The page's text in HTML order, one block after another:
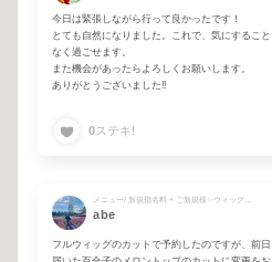
今日は緊張しながら行って良かったです！
とても自然になりました。これで、気にすること
なく過ごせます。
また機会があったらよろしくお願いします。
ありがとうございました‼︎
0ステキ!
abe
フルウィッグのカットで予約したのですが、前日